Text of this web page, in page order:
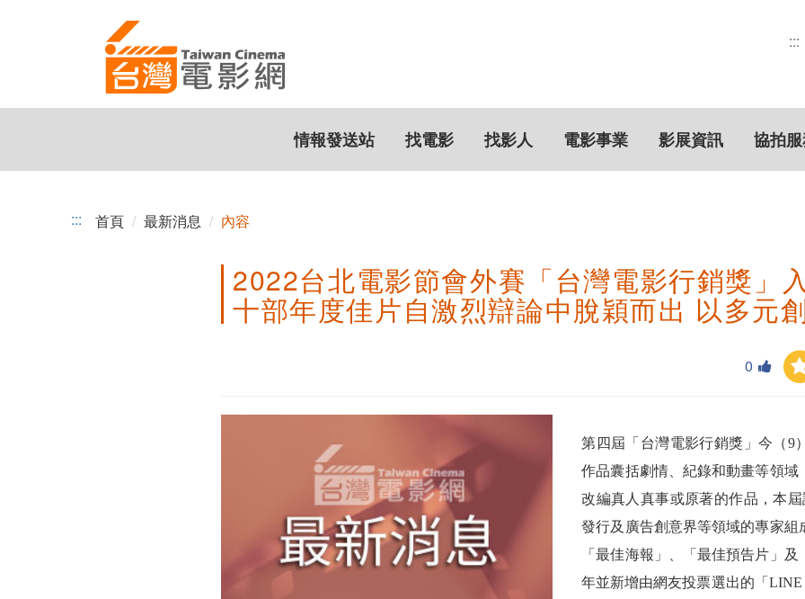
電
:::
情報發送站 找電影 找影人 電影事業 影展資訊 協拍
::: 首頁 最新消息 內容
2022台北電影節會外賽「台灣電影行銷獎」
十部年度佳片自激烈辯論中脫穎而出 以多元
0
第四屆「台灣電影行銷獎」今（9
作品囊括劇情、紀錄和動畫等領域
改編真人真事或原著的作品，本屆
發行及廣告創意界等領域的專家組
「最佳海報」、「最佳預告片」
年並新增由網友投票選出的「 LINE